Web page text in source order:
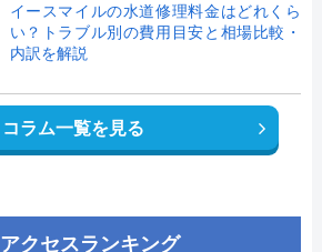
イースマイルの水道修理料金はどれくら
い？トラブル別の費用目安と相場比較・
内訳を解説
コラム一覧を見る
アクセスランキング